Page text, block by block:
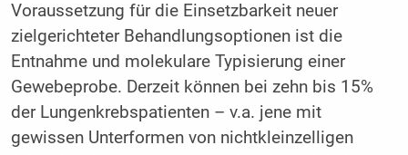
Voraussetzung für die Einsetzbarkeit neuer
zielgerichteter Behandlungsoptionen ist die
Entnahme und molekulare Typisierung einer
Gewebeprobe. Derzeit können bei zehn bis 15%
der Lungenkrebspatienten – v.a. jene mit
gewissen Unterformen von nichtkleinzelligen